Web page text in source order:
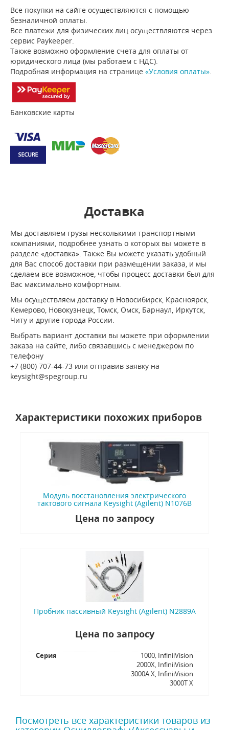
Все покупки на сайте осуществляются с помощью
безналичной оплаты.
Все платежи для физических лиц осуществляются через
сервис Paykeeper.
Также возможно оформление счета для оплаты от
юридического лица (мы работаем с НДС).
Подробная информация на странице «Условия оплаты».
Банковские карты
Доставка
Мы доставляем грузы несколькими транспортными
компаниями, подробнее узнать о которых вы можете в
разделе «доставка». Также Вы можете указать удобный
для Вас способ доставки при размещении заказа, и мы
сделаем все возможное, чтобы процесс доставки был для
Вас максимально комфортным.
Мы осуществляем доставку в Новосибирск, Красноярск,
Кемерово, Новокузнецк, Томск, Омск, Барнаул, Иркутск,
Читу и другие города России.
Выбрать вариант доставки вы можете при оформлении
заказа на сайте, либо связавшись с менеджером по
телефону
+7 (800) 707-44-73 или отправив заявку на
keysight@spegroup.ru
Характеристики похожих приборов
Модуль восстановления электрического
тактового сигнала Keysight (Agilent) N1076B
Цена по запросу
Пробник пассивный Keysight (Agilent) N2889A
Цена по запросу
Серия
1000, InfiniiVision
2000X, InfiniiVision
3000A X, InfiniiVision
3000T X
Посмотреть все характеристики товаров из